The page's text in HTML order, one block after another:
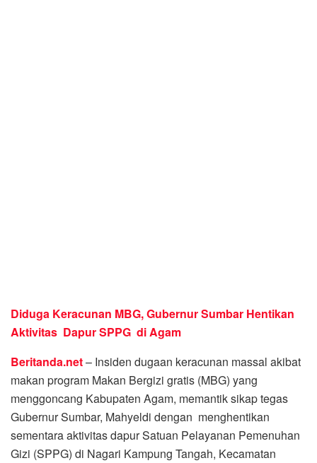
Diduga Keracunan MBG, Gubernur Sumbar Hentikan
Aktivitas Dapur SPPG di Agam
Beritanda.net– Insiden dugaan keracunan massal akibat
makan program Makan Bergizi gratis (MBG) yang
menggoncang Kabupaten Agam, memantik sikap tegas
Gubernur Sumbar, Mahyeldi dengan menghentikan
sementara aktivitas dapur Satuan Pelayanan Pemenuhan
Gizi (SPPG) di Nagari Kampung Tangah, Kecamatan